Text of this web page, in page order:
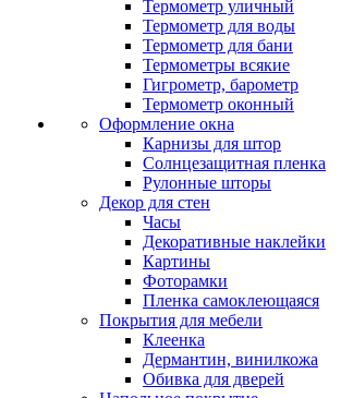
Термометр уличный
Термометр для воды
Термометр для бани
Термометры всякие
Гигрометр, барометр
Термометр оконный
Оформление окна
Карнизы для штор
Солнцезащитная пленка
Рулонные шторы
Декор для стен
Часы
Декоративные наклейки
Картины
Фоторамки
Пленка самоклеющаяся
Покрытия для мебели
Клеенка
Дермантин, винилкожа
Обивка для дверей